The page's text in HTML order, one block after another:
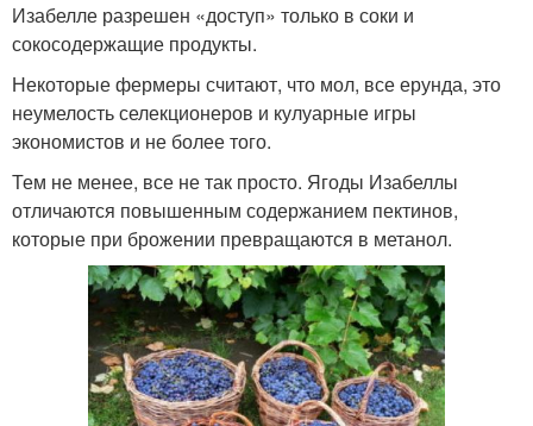
Изабелле разрешен «доступ» только в соки и
сокосодержащие продукты.
Некоторые фермеры считают, что мол, все ерунда, это
неумелость селекционеров и кулуарные игры
экономистов и не более того.
Тем не менее, все не так просто. Ягоды Изабеллы
отличаются повышенным содержанием пектинов,
которые при брожении превращаются в метанол.